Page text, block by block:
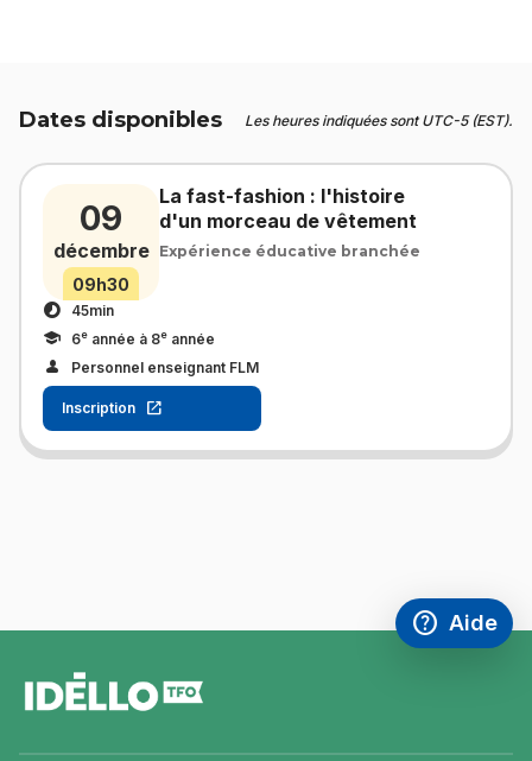
Dates disponibles Les heures indiquées sont UTC-5 (EST).
09
décembre
09h30
La fast-fashion : l'histoire
d'un morceau de vêtement
Expérience éducative branchée
45min
6e année à 8e année
Personnel enseignant FLM
Inscription
help
Accéder à
Aide
,Ce lien
de
page